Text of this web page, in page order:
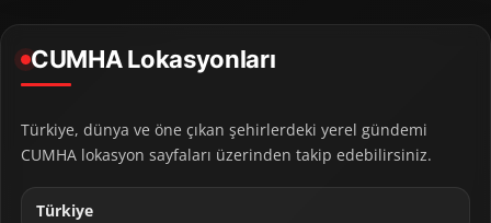
CUMHA Lokasyonları
Türkiye, dünya ve öne çıkan şehirlerdeki yerel gündemi
CUMHA lokasyon sayfaları üzerinden takip edebilirsiniz.
Türkiye